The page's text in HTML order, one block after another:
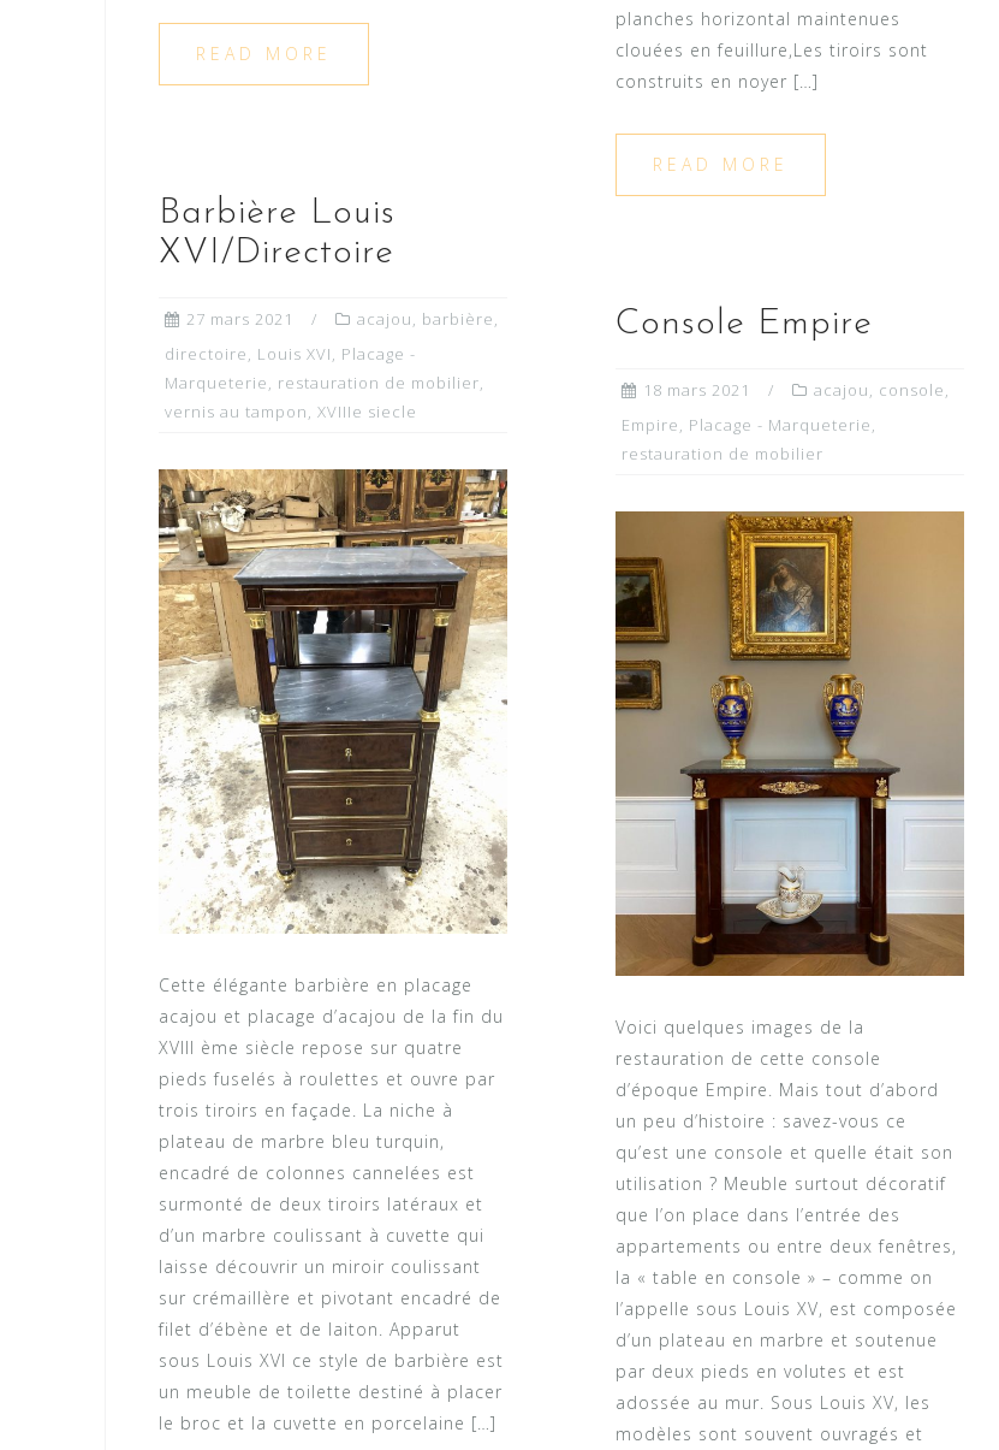
READ MORE
planches horizontal maintenues
clouées en feuillure,Les tiroirs sont
construits en noyer […]
READ MORE
Barbière Louis
XVI/Directoire
27 mars 2021 acajou, barbière,
directoire, Louis XVI, Placage -
Marqueterie, restauration de mobilier,
vernis au tampon, XVIIIe siecle
Cette élégante barbière en placage
acajou et placage d’acajou de la fin du
XVIII ème siècle repose sur quatre
pieds fuselés à roulettes et ouvre par
trois tiroirs en façade. La niche à
plateau de marbre bleu turquin,
encadré de colonnes cannelées est
surmonté de deux tiroirs latéraux et
d’un marbre coulissant à cuvette qui
laisse découvrir un miroir coulissant
sur crémaillère et pivotant encadré de
filet d’ébène et de laiton. Apparut
sous Louis XVI ce style de barbière est
un meuble de toilette destiné à placer
le broc et la cuvette en porcelaine […]
Console Empire
18 mars 2021 acajou, console,
Empire, Placage - Marqueterie,
restauration de mobilier
Voici quelques images de la
restauration de cette console
d’époque Empire. Mais tout d’abord
un peu d’histoire : savez-vous ce
qu’est une console et quelle était son
utilisation ? Meuble surtout décoratif
que l’on place dans l’entrée des
appartements ou entre deux fenêtres,
la « table en console » – comme on
l’appelle sous Louis XV, est composée
d’un plateau en marbre et soutenue
par deux pieds en volutes et est
adossée au mur. Sous Louis XV, les
modèles sont souvent ouvragés et